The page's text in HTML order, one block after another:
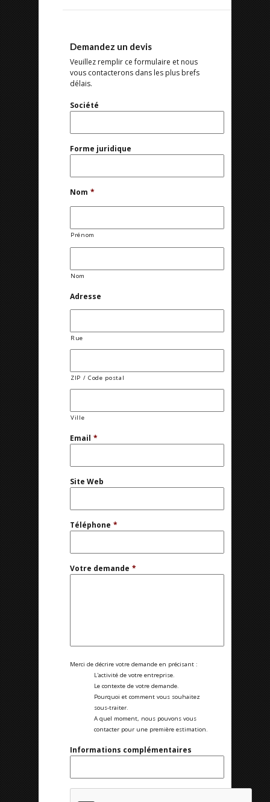
Demandez un devis
Veuillez remplir ce formulaire et nous
vous contacterons dans les plus brefs
délais.
Société
Forme juridique
Nom *
Prénom
Nom
Adresse
Rue
ZIP / Code postal
Ville
Email *
Site Web
Téléphone *
Votre demande *
Merci de décrire votre demande en précisant :
L'activité de votre entreprise.
Le contexte de votre demande.
Pourquoi et comment vous souhaitez
sous-traiter.
A quel moment, nous pouvons vous
contacter pour une première estimation.
Informations complémentaires